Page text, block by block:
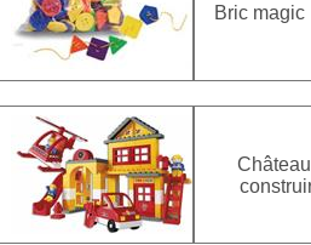
Bric magic